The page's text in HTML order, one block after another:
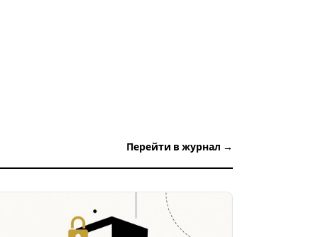
Перейти в журнал →